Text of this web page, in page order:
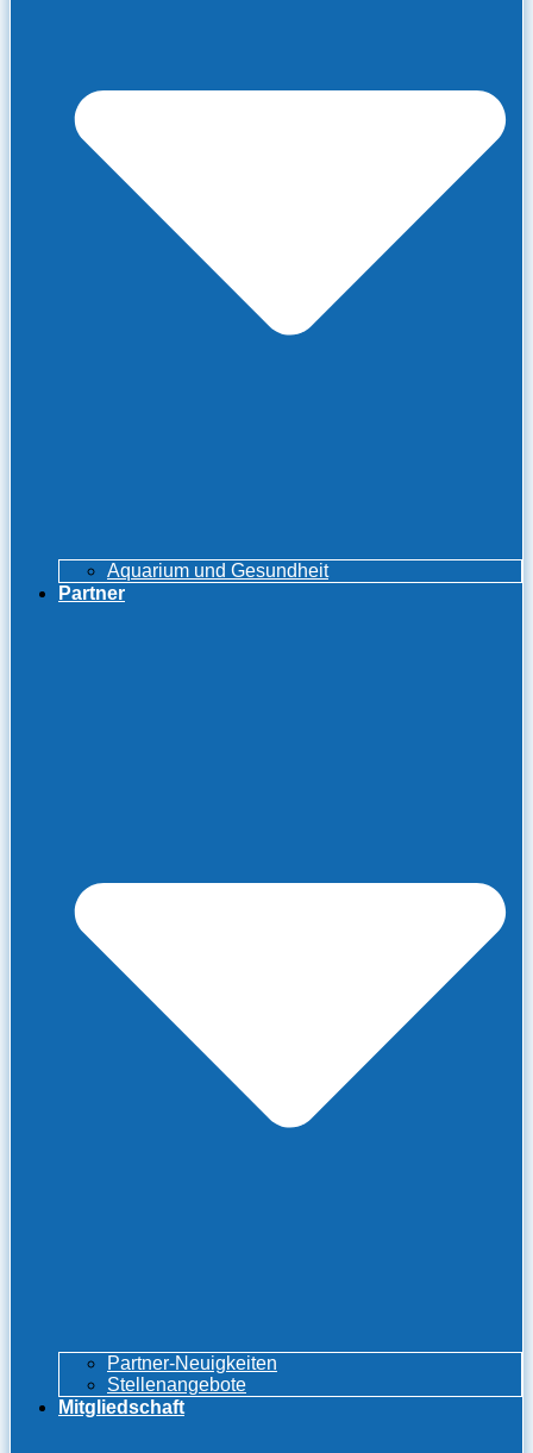
Aquarium und Gesundheit
Partner
Partner-Neuigkeiten
Stellenangebote
Mitgliedschaft